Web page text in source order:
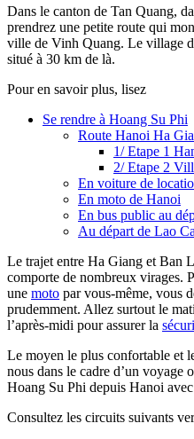
Dans le canton de Tan Quang,
prendrez une petite route qui
ville de Vinh Quang. Le village
situé à 30 km de là.
Pour en savoir plus, lisez
Se rendre à Hoang Su Phi
Route Hanoi Ha
1/ Etape 1
2/ Etape 2
En voiture de
En moto de Hanoi
En bus public au
Au départ de Lao
Le trajet entre Ha Giang et Ban
comporte de nombreux virages.
une moto par vous-même, vous
prudemment. Allez surtout le
l’après-midi pour assurer la
Le moyen le plus confortable et
nous dans le cadre d’un voyage
Hoang Su Phi depuis Hanoi
Consultez les circuits suivants